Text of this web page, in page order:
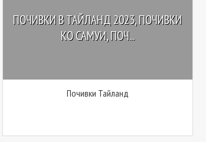
ПОЧИВКИ В ТАЙЛАНД 2023, ПОЧИВКИ
КО САМУИ, ПОЧ...
Почивки Тайланд